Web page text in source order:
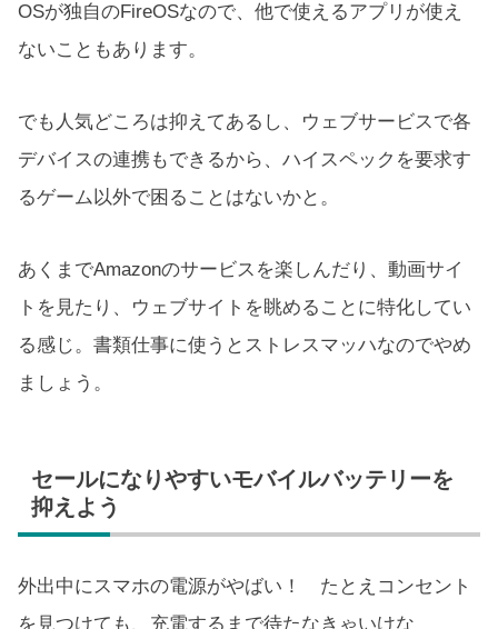
OSが独自のFireOSなので、他で使えるアプリが使え
ないこともあります。
でも人気どころは抑えてあるし、ウェブサービスで各
デバイスの連携もできるから、ハイスペックを要求す
るゲーム以外で困ることはないかと。
あくまでAmazonのサービスを楽しんだり、動画サイ
トを見たり、ウェブサイトを眺めることに特化してい
る感じ。書類仕事に使うとストレスマッハなのでやめ
ましょう。
セールになりやすいモバイルバッテリーを
抑えよう
外出中にスマホの電源がやばい！ たとえコンセント
を見つけても、充電するまで待たなきゃいけな